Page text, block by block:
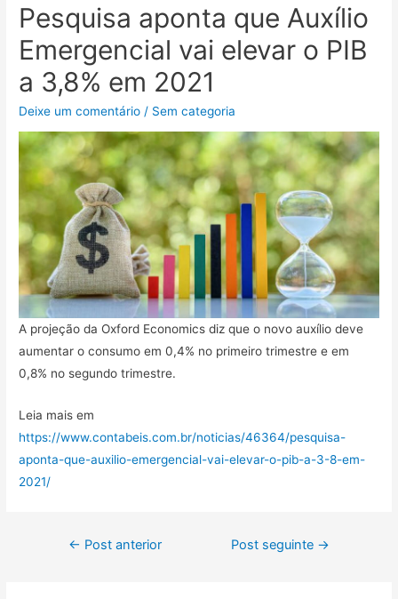
Pesquisa aponta que Auxílio
Emergencial vai elevar o PIB
a 3,8% em 2021
Deixe um comentário / Sem categoria
A projeção da Oxford Economics diz que o novo auxílio deve
aumentar o consumo em 0,4% no primeiro trimestre e em
0,8% no segundo trimestre.
Leia mais em
https://www.contabeis.com.br/noticias/46364/pesquisa-
aponta-que-auxilio-emergencial-vai-elevar-o-pib-a-3-8-em-
2021/
← Post anterior Post seguinte →